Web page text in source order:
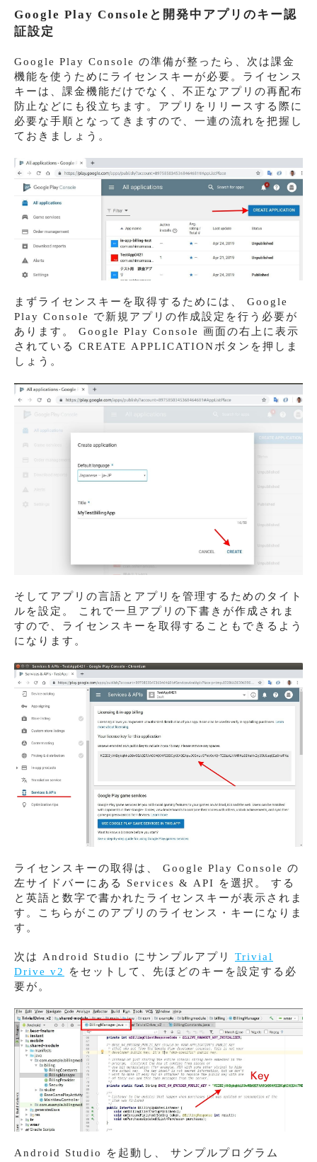
Google Play Consoleと開発中アプリのキー認
証設定
Google Play Console の準備が整ったら、次は課金
機能を使うためにライセンスキーが必要。ライセンス
キーは、課金機能だけでなく、不正なアプリの再配布
防止などにも役立ちます。アプリをリリースする際に
必要な手順となってきますので、一連の流れを把握し
ておきましょう。
まずライセンスキーを取得するためには、 Google
Play Console で新規アプリの作成設定を行う必要が
あります。 Google Play Console 画面の右上に表示
されている CREATE APPLICATIONボタンを押しま
しょう。
そしてアプリの言語とアプリを管理するためのタイト
ルを設定。 これで一旦アプリの下書きが作成されま
すので、ライセンスキーを取得することもできるよう
になります。
ライセンスキーの取得は、 Google Play Console の
左サイドバーにある Services & API を選択。 する
と英語と数字で書かれたライセンスキーが表示されま
す。こちらがこのアプリのライセンス・キーになりま
す。
次は Android Studio にサンプルアプリ Trivial
Drive v2
をセットして、先ほどのキーを設定する必
要が。
Android Studio を起動し、 サンプルプログラム